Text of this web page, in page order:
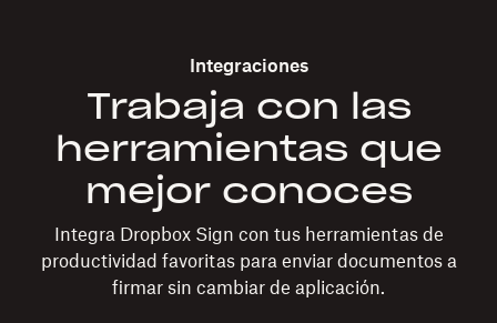
Integraciones
Trabaja con las
herramientas que
mejor conoces
Integra Dropbox Sign con tus herramientas de
productividad favoritas para enviar documentos a
firmar sin cambiar de aplicación.